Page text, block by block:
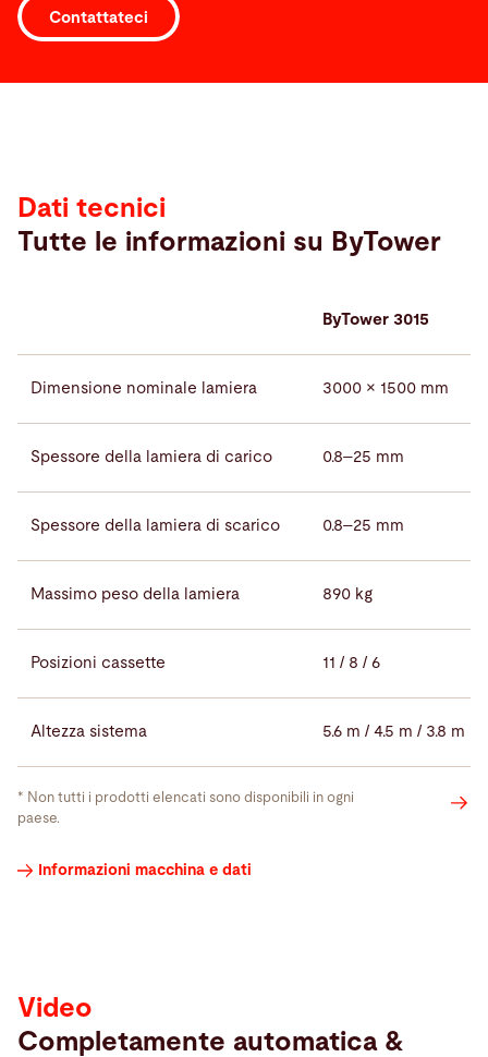
Contattateci
Dati tecnici
Tutte le informazioni su ByTower
ByTower 3015
Dimensione nominale lamiera 3000 × 1500 mm
Spessore della lamiera di carico 0.8–25 mm
Spessore della lamiera di scarico 0.8–25 mm
Massimo peso della lamiera 890 kg
Posizioni cassette 11 / 8 / 6
Altezza sistema 5.6 m / 4.5 m / 3.8 m
* Non tutti i prodotti elencati sono disponibili in ogni
paese.
Informazioni macchina e dati
Video
Video
Completamente automatica &